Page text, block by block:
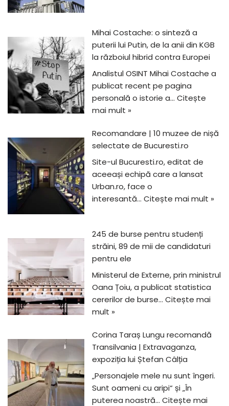
Mihai Costache: o sinteză a
puterii lui Putin, de la anii din KGB
la războiul hibrid contra Europei
Analistul OSINT Mihai Costache a
publicat recent pe pagina
personală o istorie a… Citește
mai mult »
Recomandare | 10 muzee de nișă
selectate de Bucuresti.ro
Site-ul Bucuresti.ro, editat de
aceeași echipă care a lansat
Urban.ro, face o
interesantă… Citește mai mult »
245 de burse pentru studenți
străini, 89 de mii de candidaturi
pentru ele
Ministerul de Externe, prin ministrul
Oana Țoiu, a publicat statistica
cererilor de burse… Citește mai
mult »
Corina Taraș Lungu recomandă
Transilvania | Extravaganza,
expoziția lui Ștefan Câlția
„Personajele mele nu sunt îngeri.
Sunt oameni cu aripi“ și „În
puterea noastră… Citește mai